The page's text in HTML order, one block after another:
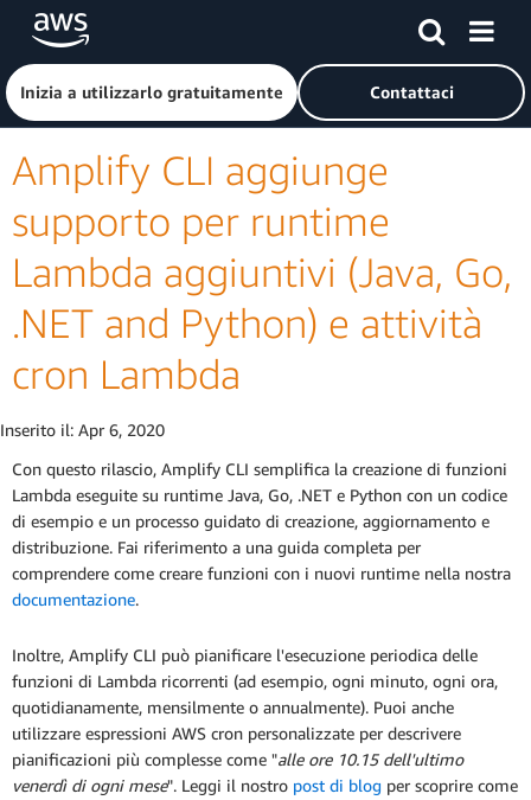
Passa al contenuto principale
Fai clic qui per tornare alla home page di Amazon Web
Inizia a utilizzarlo gratuitamente Contattaci
Amplify CLI aggiunge
supporto per runtime
Lambda aggiuntivi (Java, Go,
.NET and Python) e attività
cron Lambda
Inserito il: Apr 6, 2020
Con questo rilascio, Amplify CLI semplifica la creazione di funzioni
Lambda eseguite su runtime Java, Go, .NET e Python con un codice
di esempio e un processo guidato di creazione, aggiornamento e
distribuzione. Fai riferimento a una guida completa per
comprendere come creare funzioni con i nuovi runtime nella nostra
documentazione.
Inoltre, Amplify CLI può pianificare l'esecuzione periodica delle
funzioni di Lambda ricorrenti (ad esempio, ogni minuto, ogni ora,
quotidianamente, mensilmente o annualmente). Puoi anche
utilizzare espressioni AWS cron personalizzate per descrivere
pianificazioni più complesse come "alle ore 10.15 dell'ultimo
venerdì di ogni mese". Leggi il nostro post di blog per scoprire come